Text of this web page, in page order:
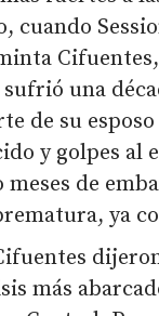
cuando
una
de su
y golpes al
de
ya
más